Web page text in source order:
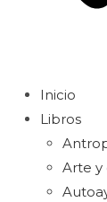
Inicio
Libros
Arte y